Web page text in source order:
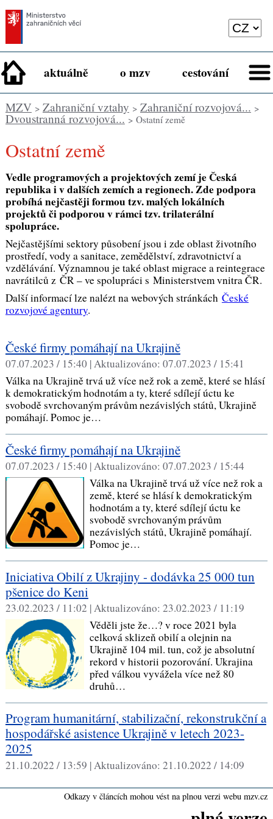
aktuálně o mzv cestování
MZV> Zahraniční vztahy > Zahraniční rozvojová... >
Dvoustranná rozvojová... > Ostatní země
Ostatní země
Vedle programových a projektových zemí je Česká
republika i v dalších zemích a regionech. Zde podpora
probíhá nejčastěji formou tzv. malých lokálních
projektů či podporou v rámci tzv. trilaterální
spolupráce.
Nejčastějšími sektory působení jsou i zde oblast životního
prostředí, vody a sanitace, zemědělství, zdravotnictví a
vzdělávání. Významnou je také oblast migrace a reintegrace
navrátilců z ČR – ve spolupráci s Ministerstvem vnitra ČR.
Další informací lze nalézt na webových stránkách České
rozvojové agentury.
České firmy pomáhají na Ukrajině
07.07.2023 / 15:40 |Aktualizováno: 07.07.2023 / 15:41
Válka na Ukrajině trvá už více než rok a země, které se hlásí
k demokratickým hodnotám a ty, které sdílejí úctu ke
svobodě svrchovaným právům nezávislých států, Ukrajině
pomáhají. Pomoc je…
České firmy pomáhají na Ukrajině
07.07.2023 / 15:40 |Aktualizováno: 07.07.2023 / 15:44
Válka na Ukrajině trvá už více než rok a
země, které se hlásí k demokratickým
hodnotám a ty, které sdílejí úctu ke
svobodě svrchovaným právům
nezávislých států, Ukrajině pomáhají.
Pomoc je…
Iniciativa Obilí z Ukrajiny - dodávka 25 000 tun
pšenice do Keni
23.02.2023 / 11:02 |Aktualizováno: 23.02.2023 / 11:19
Věděli jste že…? v roce 2021 byla
celková sklizeň obilí a olejnin na
Ukrajině 104 mil. tun, což je absolutní
rekord v historii pozorování. Ukrajina
před válkou vyvážela více než 80
druhů…
Program humanitární, stabilizační, rekonstrukční a
hospodářské asistence Ukrajině v letech 2023-
2025
21.10.2022 / 13:59 |Aktualizováno: 21.10.2022 / 14:09
Odkazy v článcích mohou vést na plnou verzi webu mzv.cz